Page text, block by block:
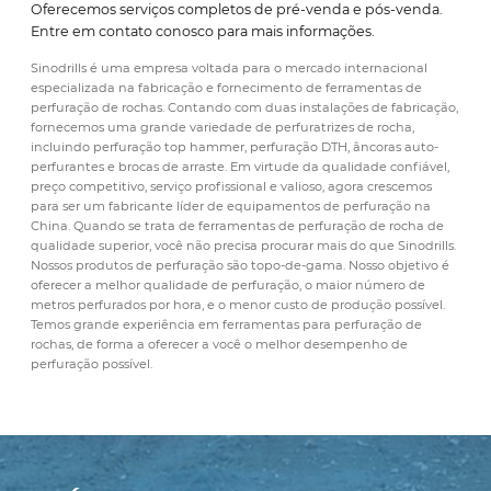
Oferecemos serviços completos de pré-venda e pós-venda.
Entre em contato conosco para mais informações.
Sinodrills é uma empresa voltada para o mercado internacional
especializada na fabricação e fornecimento de ferramentas de
perfuração de rochas. Contando com duas instalações de fabricação,
fornecemos uma grande variedade de perfuratrizes de rocha,
incluindo perfuração top hammer, perfuração DTH, âncoras auto-
perfurantes e brocas de arraste. Em virtude da qualidade confiável,
preço competitivo, serviço profissional e valioso, agora crescemos
para ser um fabricante líder de equipamentos de perfuração na
China. Quando se trata de ferramentas de perfuração de rocha de
qualidade superior, você não precisa procurar mais do que Sinodrills.
Nossos produtos de perfuração são topo-de-gama. Nosso objetivo é
oferecer a melhor qualidade de perfuração, o maior número de
metros perfurados por hora, e o menor custo de produção possível.
Temos grande experiência em ferramentas para perfuração de
rochas, de forma a oferecer a você o melhor desempenho de
perfuração possível.